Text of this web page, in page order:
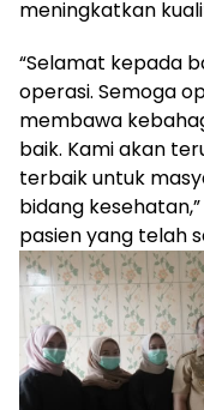
meningkatkan
“Selamat kepada
operasi. Semoga
membawa
baik. Kami akan
terbaik untuk
bidang
pasien yang telah